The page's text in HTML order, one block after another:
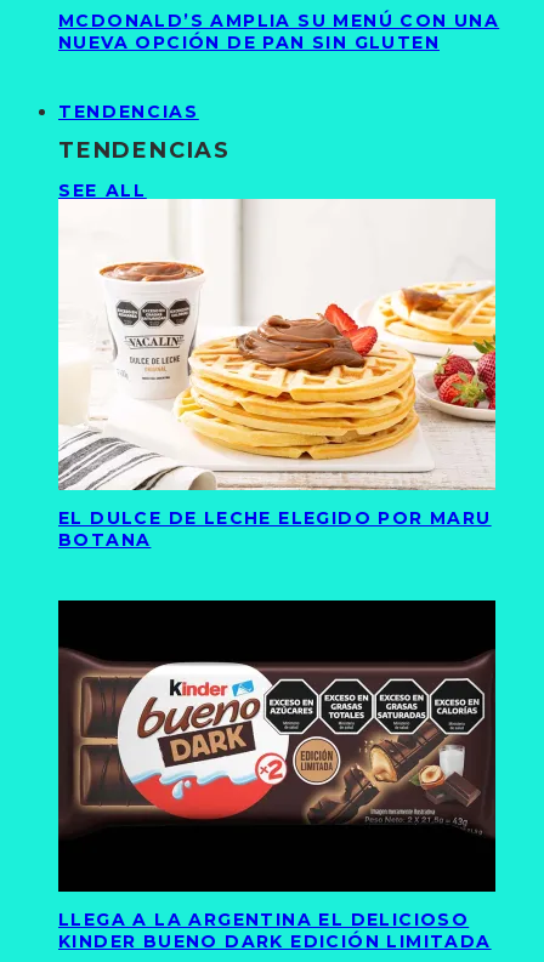
MCDONALD’S AMPLIA SU MENÚ CON UNA
NUEVA OPCIÓN DE PAN SIN GLUTEN
TENDENCIAS
TENDENCIAS
SEE ALL
EL DULCE DE LECHE ELEGIDO POR MARU
BOTANA
LLEGA A LA ARGENTINA EL DELICIOSO
KINDER BUENO DARK EDICIÓN LIMITADA